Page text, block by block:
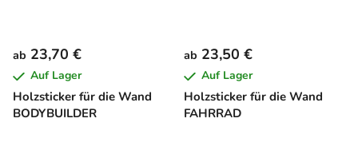
Holzsticker für die Wand
BODYBUILDER
ab 23,70 €
Auf Lager
Holzsticker für die Wand
FAHRRAD
ab 23,50 €
Auf Lager